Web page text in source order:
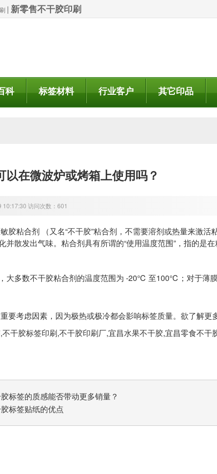
| 新零售不干胶印刷
科 标签材料 行业客户 其它印品
以在微波炉或烤箱上使用吗？
访问次数：601
胶粘合剂 （又名“不干胶”粘合剂，不需要溶剂或热量来激
并散发出气味。粘合剂具有所谓的“使用温度范围”，指的是
大多数不干胶粘合剂的温度范围为 -20℃ 至100℃；对于薄
要考虑因素，因为极热或极冷都会影响标签质量。欲了解更
干胶标签印刷,不干胶印刷厂,宜昌水果不干胶,宜昌零食不干
标签的质感能否带动更多销量？
标签贴纸的优点